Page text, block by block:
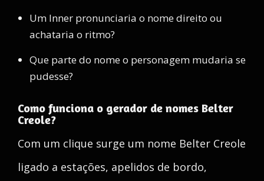
Um Inner pronunciaria o nome direito ou
achataria o ritmo?
Que parte do nome o personagem mudaria se
pudesse?
Como funciona o gerador de nomes Belter
Creole?
Com um clique surge um nome Belter Creole
ligado a estações, apelidos de bordo,